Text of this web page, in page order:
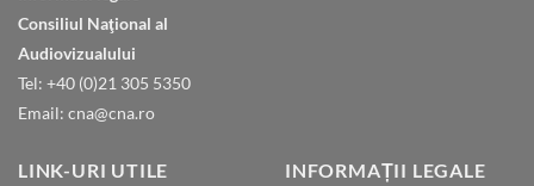
Consiliul Naţional al
Audiovizualului
Tel: +40 (0)21 305 5350
Email: cna@cna.ro
LINK-URI UTILE INFORMAȚII LEGALE